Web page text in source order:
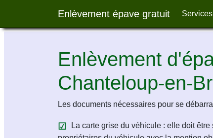
Enlèvement épave gratuit Services
Enlèvement
Chanteloup-en-
Les documents nécessaires pour se
La carte grise du véhicule : elle doit